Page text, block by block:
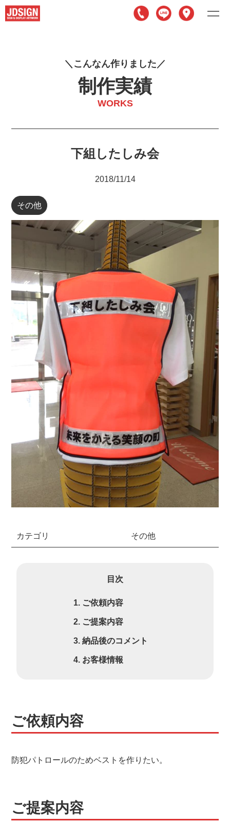
こんなん作り ま した
制作実績
WORKS
下組したしみ会
2018/11/14
その他
カテゴリ その他
目次
ご依頼内容
ご提案内容
納品後のコメント
お客様情報
ご依頼内容
防犯パトロールのためベストを作りたい。
ご提案内容